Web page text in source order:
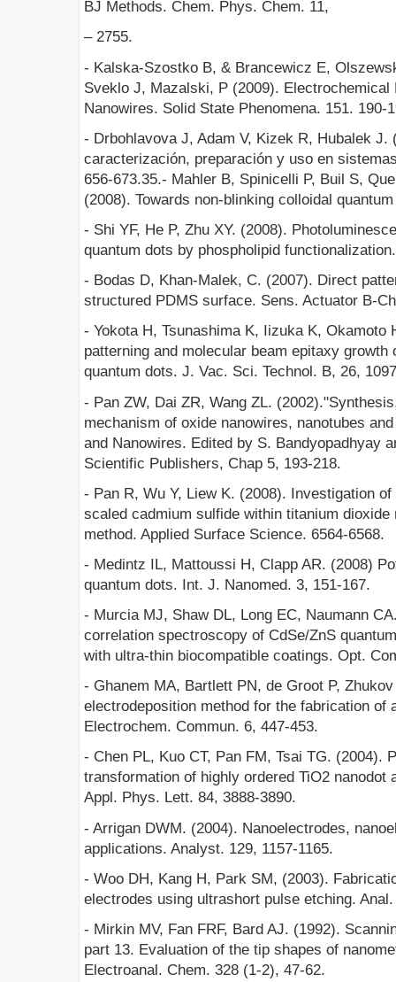
BJ Methods. Chem. Phys. Chem. 11,
– 2755.
- Kalska-Szostko B, & Brancewicz E,
Sveklo J, Mazalski, P (2009). Electrochemical
Nanowires. Solid State Phenomena. 151. 190-
- Drbohlavova J, Adam V, Kizek R, Hubalek J.
caracterización, preparación y uso en
656-673.35.- Mahler B, Spinicelli P, Buil S,
(2008). Towards non-blinking colloidal
- Shi YF, He P, Zhu XY. (2008).
quantum dots by phospholipid
- Bodas D, Khan-Malek, C. (2007). Direct
structured PDMS surface. Sens. Actuator B-
- Yokota H, Tsunashima K, Iizuka K, Okamoto
patterning and molecular beam epitaxy
quantum dots. J. Vac. Sci. Technol. B, 26,
- Pan ZW, Dai ZR, Wang ZL.
mechanism of oxide nanowires, nanotubes
and Nanowires. Edited by S. Bandyopadhyay
Scientific Publishers, Chap 5, 193-218.
- Pan R, Wu Y, Liew K. (2008). Investigation
scaled cadmium sulfide within titanium
method. Applied Surface Science. 6564-6568.
- Medintz IL, Mattoussi H, Clapp AR. (2008)
quantum dots. Int. J. Nanomed. 3, 151-167.
- Murcia MJ, Shaw DL, Long EC, Naumann
correlation spectroscopy of CdSe/ZnS
with ultra-thin biocompatible coatings. Opt.
- Ghanem MA, Bartlett PN, de Groot P,
electrodeposition method for the fabrication of
Electrochem. Commun. 6, 447-453.
- Chen PL, Kuo CT, Pan FM, Tsai TG. (2004).
transformation of highly ordered TiO2
Appl. Phys. Lett. 84, 3888-3890.
- Arrigan DWM. (2004). Nanoelectrodes,
applications. Analyst. 129, 1157-1165.
- Woo DH, Kang H, Park SM, (2003).
electrodes using ultrashort pulse etching.
- Mirkin MV, Fan FRF, Bard AJ. (1992).
part 13. Evaluation of the tip shapes of
Electroanal. Chem. 328 (1-2), 47-62.